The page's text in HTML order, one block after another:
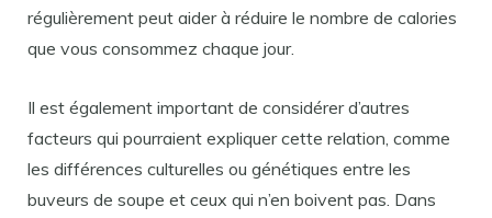
régulièrement peut aider à réduire le nombre de calories
que vous consommez chaque jour.
Il est également important de considérer d’autres
facteurs qui pourraient expliquer cette relation, comme
les différences culturelles ou génétiques entre les
buveurs de soupe et ceux qui n’en boivent pas. Dans